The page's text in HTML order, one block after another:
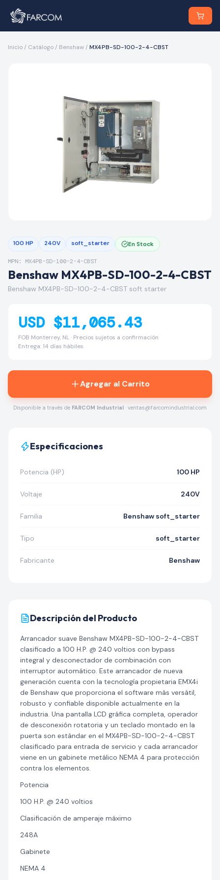
Inicio / Catálogo / Benshaw / MX4PB-SD-100-2-4-CBST
100 HP 240V soft_starter En Stock
MPN: MX4PB-SD-100-2-4-CBST
Benshaw MX4PB-SD-100-2-4-CBST
Benshaw MX4PB-SD-100-2-4-CBST soft starter
USD $11,065.43
FOB Monterrey, NL · Precios sujetos a confirmación
Entrega: 14 días hábiles
Agregar al Carrito
Disponible a través de FARCOM Industrial · ventas@farcomindustrial.com
Especificaciones
Potencia (HP) 100 HP
Voltaje 240V
Familia Benshaw soft_starter
Tipo soft_starter
Fabricante Benshaw
Descripción del Producto
Arrancador suave Benshaw MX4PB-SD-100-2-4-CBST
clasificado a 100 H.P. @ 240 voltios con bypass
integral y desconectador de combinación con
interruptor automático. Este arrancador de nueva
generación cuenta con la tecnología propietaria EMX4i
de Benshaw que proporciona el software más versátil,
robusto y confiable disponible actualmente en la
industria. Una pantalla LCD gráfica completa, operador
de desconexión rotatoria y un teclado montado en la
puerta son estándar en el MX4PB-SD-100-2-4-CBST
clasificado para entrada de servicio y cada arrancador
viene en un gabinete metálico NEMA 4 para protección
contra los elementos.
Potencia
100 H.P. @ 240 voltios
Clasificación de amperaje máximo
248A
Gabinete
NEMA 4